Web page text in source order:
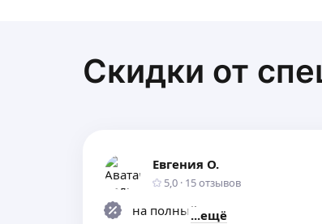
Скидки от
Евгения О.
5,0 · 15отзывов
на полный курс
ещё